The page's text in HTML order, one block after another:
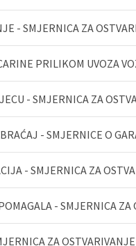
- SMJERNICA ZA
- SMJERNICA ZA
- SMJERNICE O
- SMJERNICA ZA
- SMJERNICA ZA
ZA